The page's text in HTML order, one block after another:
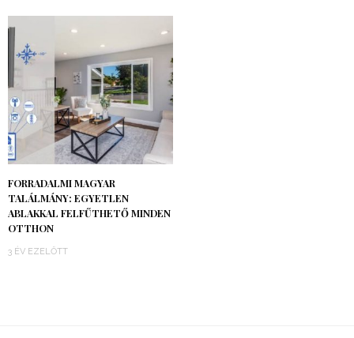
FORRADALMI MAGYAR
TALÁLMÁNY: EGYETLEN
ABLAKKAL FELFŰTHETŐ MINDEN
OTTHON
3 ÉV EZELŐTT